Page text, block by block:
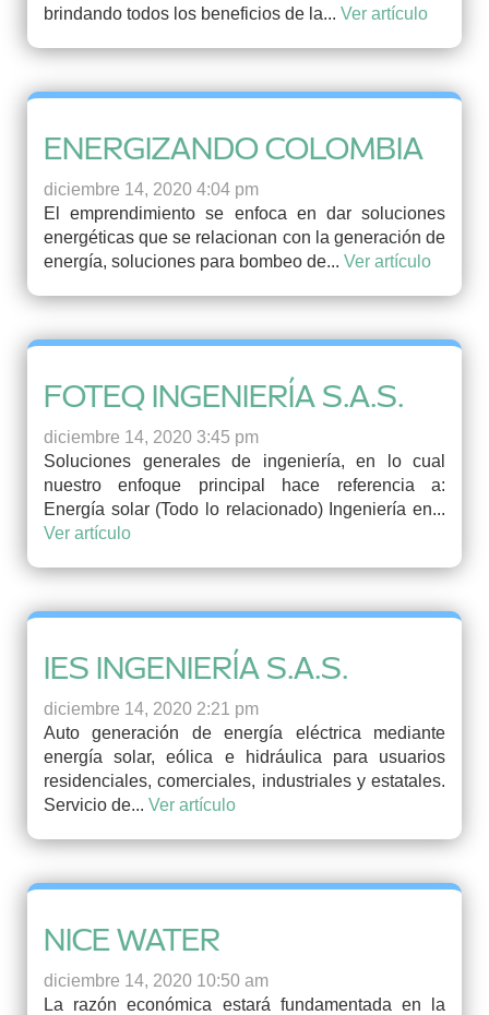
brindando todos los beneficios de la... Ver artículo
ENERGIZANDO COLOMBIA
diciembre 14, 2020 4:04 pm
El emprendimiento se enfoca en dar soluciones
energéticas que se relacionan con la generación de
energía, soluciones para bombeo de... Ver artículo
FOTEQ INGENIERÍA S.A.S.
diciembre 14, 2020 3:45 pm
Soluciones generales de ingeniería, en lo cual
nuestro enfoque principal hace referencia a:
Energía solar (Todo lo relacionado) Ingeniería en...
Ver artículo
IES INGENIERÍA S.A.S.
diciembre 14, 2020 2:21 pm
Auto generación de energía eléctrica mediante
energía solar, eólica e hidráulica para usuarios
residenciales, comerciales, industriales y estatales.
Servicio de... Ver artículo
NICE WATER
diciembre 14, 2020 10:50 am
La razón económica estará fundamentada en la